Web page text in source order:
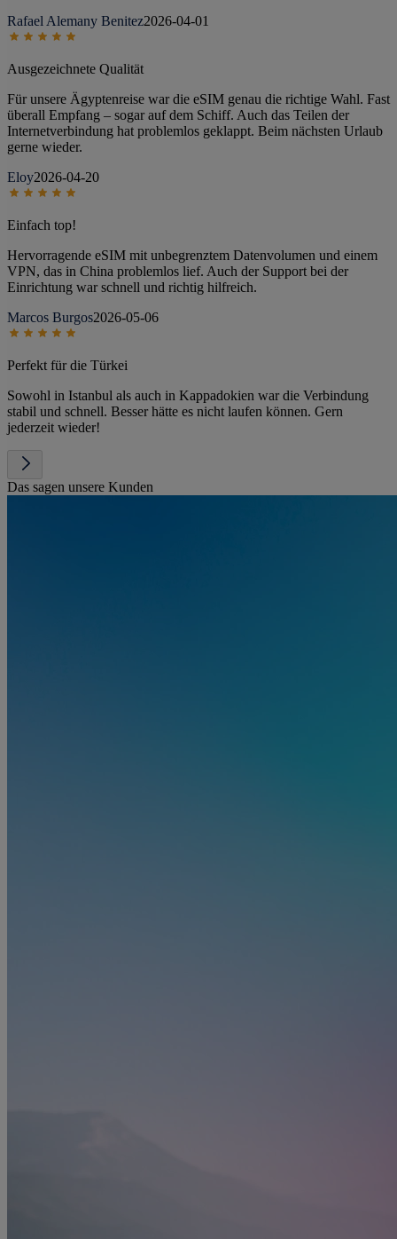
Rafael Alemany Benitez2026-04-01
Ausgezeichnete Qualität
Für unsere Ägyptenreise war die eSIM genau die richtige Wahl. Fast
überall Empfang – sogar auf dem Schiff. Auch das Teilen der
Internetverbindung hat problemlos geklappt. Beim nächsten Urlaub
gerne wieder.
Eloy2026-04-20
Einfach top!
Hervorragende eSIM mit unbegrenztem Datenvolumen und einem
VPN, das in China problemlos lief. Auch der Support bei der
Einrichtung war schnell und richtig hilfreich.
Marcos Burgos2026-05-06
Perfekt für die Türkei
Sowohl in Istanbul als auch in Kappadokien war die Verbindung
stabil und schnell. Besser hätte es nicht laufen können. Gern
jederzeit wieder!
Das sagen unsere Kunden